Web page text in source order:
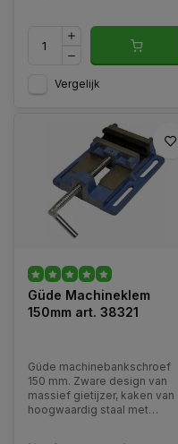
Vergelijk
Güde Machineklem
150mm art. 38321
Güde machinebankschroef
150 mm. Zware design van
massief gietijzer, kaken van
hoogwaardig staal met